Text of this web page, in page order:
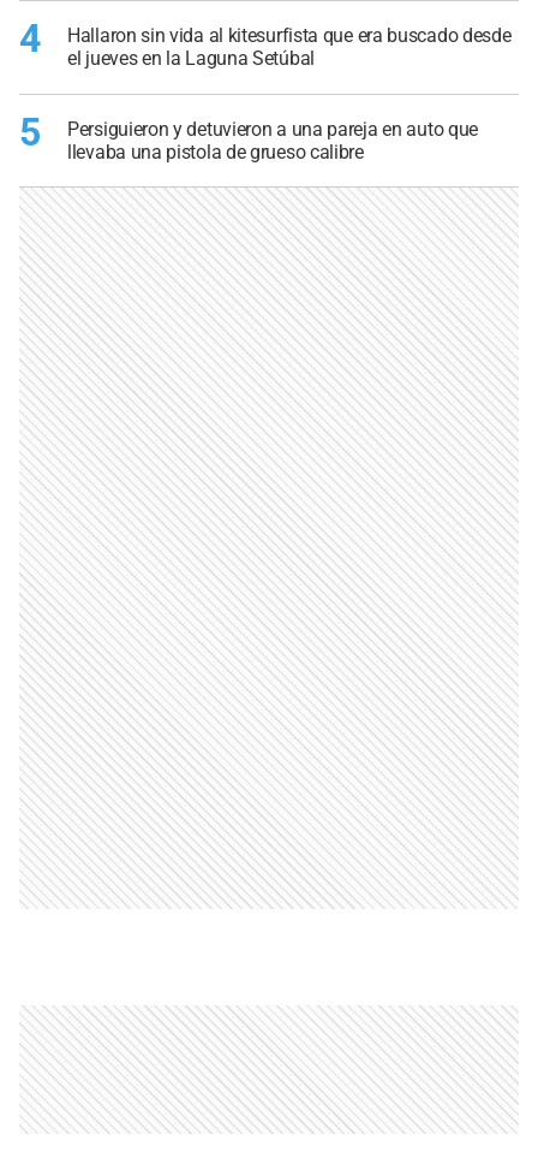
4
Hallaron sin vida al kitesurfista que era buscado desde
el jueves en la Laguna Setúbal
5
Persiguieron y detuvieron a una pareja en auto que
llevaba una pistola de grueso calibre